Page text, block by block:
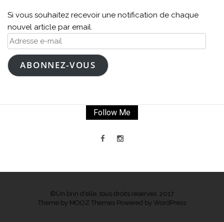
Si vous souhaitez recevoir une notification de chaque
nouvel article par email.
Adresse
e-
mailABONNEZ-VOUS
Follow Me
©Un brin d'elle, tous droits réservés, 2017
Theme by MOOZ Themes Powered by WordPress